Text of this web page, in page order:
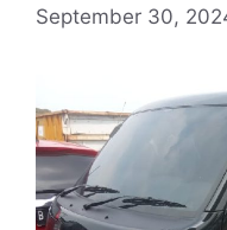
September 30,